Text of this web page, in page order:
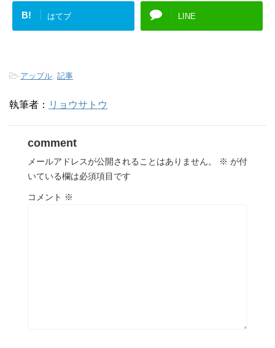
B! はてブ LINE
-アップル, 記事
執筆者： リョウサトウ
comment
メールアドレスが公開されることはありません。 ※ が付
いている欄は必須項目です
コメント ※